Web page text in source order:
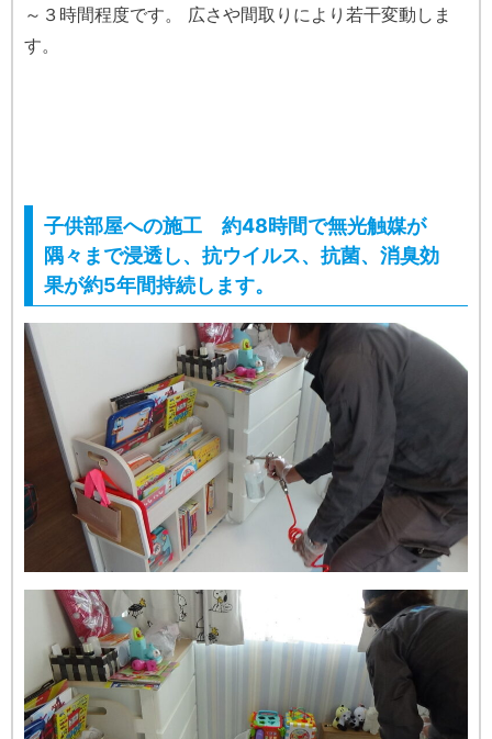
～３時間程度です。 広さや間取りにより若干変動しま
す。
子供部屋への施工 約48時間で無光触媒が
隅々まで浸透し、抗ウイルス、抗菌、消臭効
果が約5年間持続します。